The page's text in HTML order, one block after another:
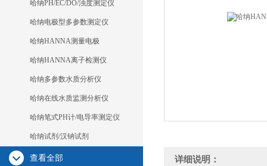
哈纳PH/EC/DO/浊度测定仪
哈纳电极型多参数测定仪
哈纳HANNA测量电极
哈纳HANNA离子检测仪
哈纳多参数水质分析仪
哈纳在线水质监测分析仪
哈纳笔式PH计/电导率测定仪
哈纳试剂/汉钠试剂
查看全部 详细说明：